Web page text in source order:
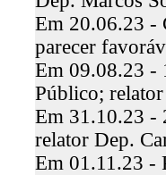
Em 20.06.23 -
parecer
Em 09.08.23 -
Público;
Em 31.10.23 -
relator Dep.
Em 01.11.23 -